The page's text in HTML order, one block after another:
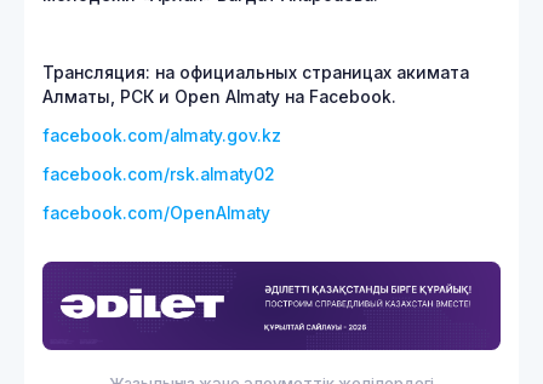
Трансляция: на официальных страницах акимата
Алматы, РСК и Open Almaty на Facebook.
facebook.com/almaty.gov.kz
facebook.com/rsk.almaty02
facebook.com/OpenAlmaty